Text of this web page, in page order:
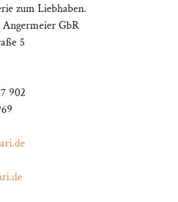
zum Liebhaben.
GbR
5
902